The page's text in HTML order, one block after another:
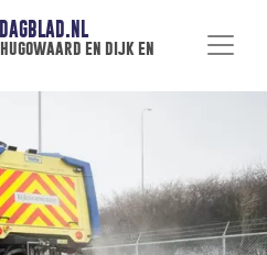
en dijk en